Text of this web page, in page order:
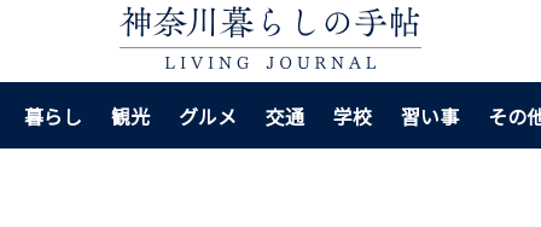
暮らし 観光 グルメ 交通 学校 習い事 その